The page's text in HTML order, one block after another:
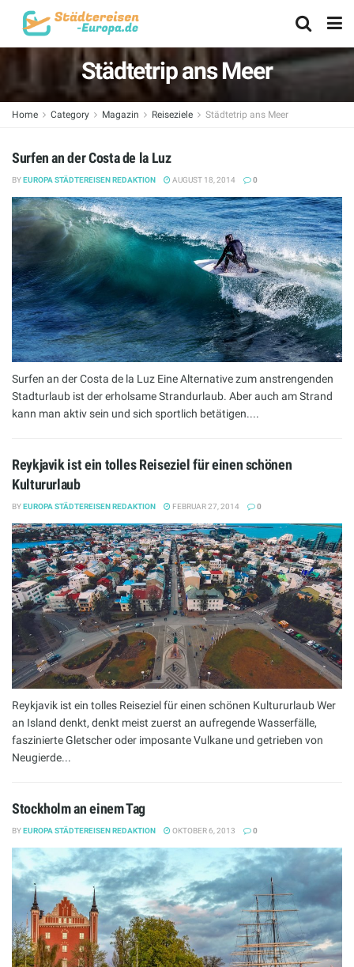
Städtetrip ans Meer
Home Category Magazin Reiseziele Städtetrip ans Meer
Surfen an der Costa de la Luz
BYEUROPA STÄDTEREISEN REDAKTION AUGUST 18, 2014 0
Surfen an der Costa de la Luz Eine Alternative zum anstrengenden
Stadturlaub ist der erholsame Strandurlaub. Aber auch am Strand
kann man aktiv sein und sich sportlich betätigen....
Reykjavik ist ein tolles Reiseziel für einen schönen
Kultururlaub
BYEUROPA STÄDTEREISEN REDAKTION FEBRUAR 27, 2014 0
Reykjavik ist ein tolles Reiseziel für einen schönen Kultururlaub Wer
an Island denkt, denkt meist zuerst an aufregende Wasserfälle,
faszinierte Gletscher oder imposante Vulkane und getrieben von
Neugierde...
Stockholm an einem Tag
BYEUROPA STÄDTEREISEN REDAKTION OKTOBER 6, 2013 0